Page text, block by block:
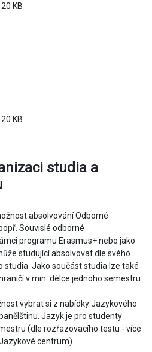
KB
KB
studia a
absolvování Odborné
Souvislé odborné
programu Erasmus+ nebo jako
studující absolvovat dle svého
studia. Jako součást studia lze také
v min. délce jednoho semestru
vybrat si z nabídky Jazykového
Jazyk je pro studenty
(dle rozřazovacího testu - více
centrum).